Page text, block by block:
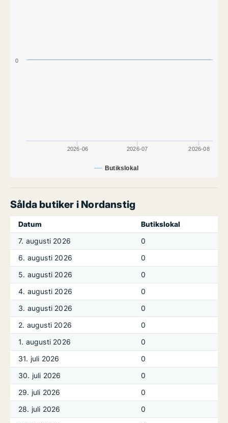
Butikslokal
2026-06 2026-07 2026-08
0
Sålda butiker i Nordanstig
Datum
Butikslokal
7. augusti 2026
0
6. augusti 2026
0
5. augusti 2026
0
4. augusti 2026
0
3. augusti 2026
0
2. augusti 2026
0
1. augusti 2026
0
31. juli 2026
0
30. juli 2026
0
29. juli 2026
0
28. juli 2026
0